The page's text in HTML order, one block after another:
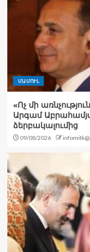
ՄԱՄՈՒԼ
«Ոչ մի
Արգամ
ձերբակալումից
09/08/2026